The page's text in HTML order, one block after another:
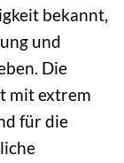
bekannt,
und
Die
mit extrem
für die